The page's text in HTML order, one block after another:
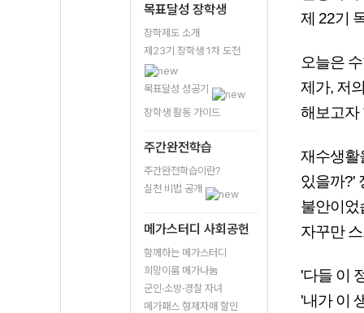
목표달성 장학생
장학제도 소개
제23기 장학생 1차 도전
목표달성 성공기
장학생 활동 가이드
주간완전학습
주간완전학습이란?
실천 비법 공개
메가스터디 사회공헌
함께하는 메가스터디
희망이룸 메가나눔
군인·소방·경찰 자녀
메가패스 형제자매 할인
제 22기
오늘은
제가, 저
해보고자
재수생활
있을까?'
불안이었
자꾸만
'다들 이
'내가 이